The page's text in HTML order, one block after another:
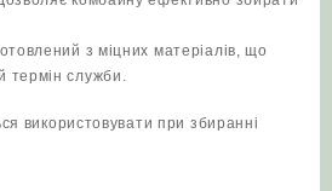
з міцних матеріалів, що
термін служби.
використовувати при збиранні